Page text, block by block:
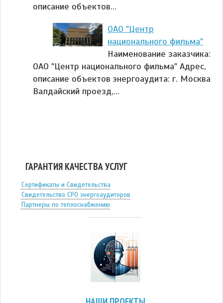
описание объектов…
ОАО "Центр
национального фильма"
Наименование заказчика:
ОАО "Центр национального фильма" Адрес,
описание объектов энергоаудита: г. Москва
Валдайский проезд,…
ГАРАНТИЯ КАЧЕСТВА УСЛУГ
Сертификаты и Свидетельства
Свидетельство СРО энергоаудиторов
Партнеры по теплоснабжению